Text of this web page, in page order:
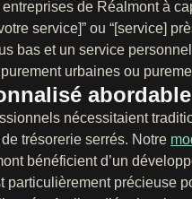
de Réalmont à
service]” ou “[service]
bas et un service
urbaines ou
nécessitaient
trésorerie serrés. Notre
bénéficient d’un
particulièrement précieuse